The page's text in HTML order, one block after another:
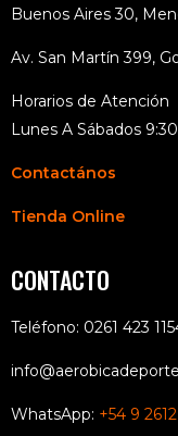
Buenos Aires 30,
Av. San Martín 399,
Horarios de Atención
Lunes A Sábados
Contactános
Tienda Online
CONTACTO
Teléfono: 0261 423
WhatsApp: +54 9